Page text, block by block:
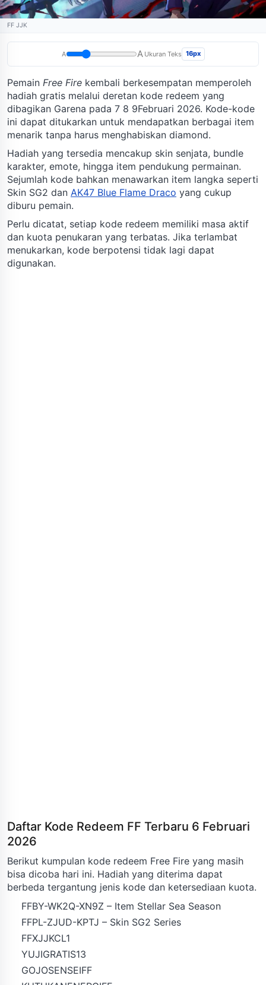
FF JJK
A A Ukuran Teks 16px
Pemain Free Fire kembali berkesempatan memperoleh
hadiah gratis melalui deretan kode redeem yang
dibagikan Garena pada 7 8 9Februari 2026. Kode-kode
ini dapat ditukarkan untuk mendapatkan berbagai item
menarik tanpa harus menghabiskan diamond.
Hadiah yang tersedia mencakup skin senjata, bundle
karakter, emote, hingga item pendukung permainan.
Sejumlah kode bahkan menawarkan item langka seperti
Skin SG2 dan AK47 Blue Flame Draco yang cukup
diburu pemain.
Perlu dicatat, setiap kode redeem memiliki masa aktif
dan kuota penukaran yang terbatas. Jika terlambat
menukarkan, kode berpotensi tidak lagi dapat
digunakan.
Daftar Kode Redeem FF Terbaru 6 Februari
2026
Berikut kumpulan kode redeem Free Fire yang masih
bisa dicoba hari ini. Hadiah yang diterima dapat
berbeda tergantung jenis kode dan ketersediaan kuota.
FFBY-WK2Q-XN9Z – Item Stellar Sea Season
FFPL-ZJUD-KPTJ – Skin SG2 Series
FFXJJKCL1
YUJIGRATIS13
GOJOSENSEIFF